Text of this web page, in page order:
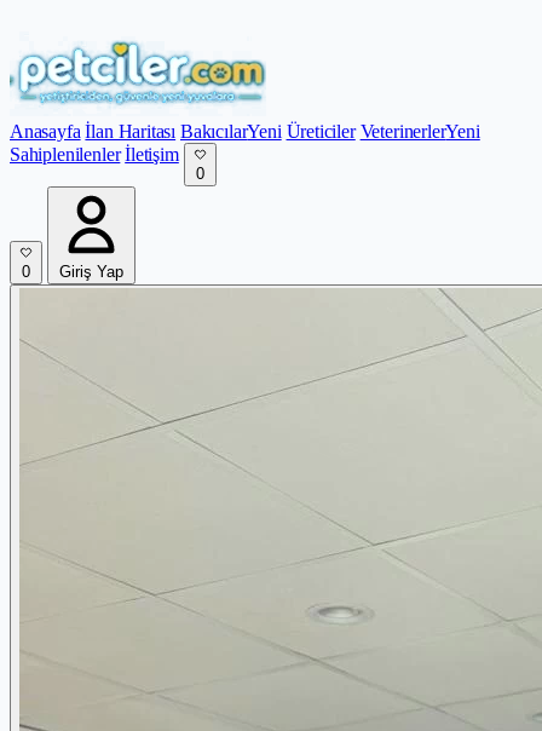
Anasayfa İlan Haritası BakıcılarYeni Üreticiler VeterinerlerYeni
Sahiplenilenler İletişim
0
0 Giriş Yap